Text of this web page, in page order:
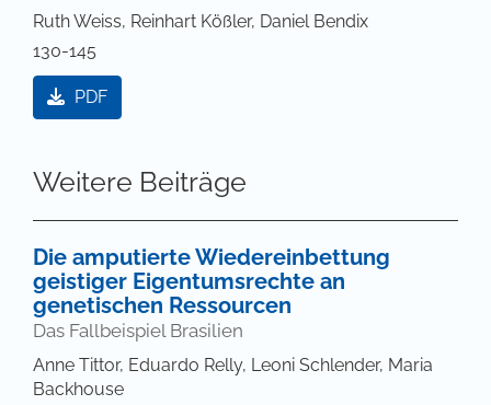
Ruth Weiss, Reinhart Kößler, Daniel Bendix
130-145
PDF
Weitere Beiträge
Die amputierte Wiedereinbettung
geistiger Eigentumsrechte an
genetischen Ressourcen
Das Fallbeispiel Brasilien
Anne Tittor, Eduardo Relly, Leoni Schlender, Maria
Backhouse